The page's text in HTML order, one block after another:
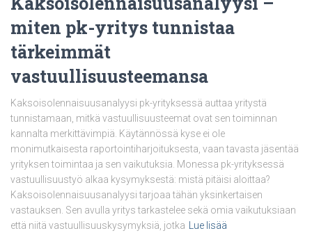
miten pk-yritys tunnistaa
tärkeimmät
vastuullisuusteemansa
Kaksoisolennaisuusanalyysi pk-yrityksessä auttaa yritystä
tunnistamaan, mitkä vastuullisuusteemat ovat sen toiminnan
kannalta merkittävimpiä. Käytännössä kyse ei ole
monimutkaisesta raportointiharjoituksesta, vaan tavasta jäsentää
yrityksen toimintaa ja sen vaikutuksia. Monessa pk-yrityksessä
vastuullisuustyö alkaa kysymyksestä: mistä pitäisi aloittaa?
Kaksoisolennaisuusanalyysi tarjoaa tähän yksinkertaisen
vastauksen. Sen avulla yritys tarkastelee sekä omia vaikutuksiaan
että niitä vastuullisuuskysymyksiä, jotka
Lue lisää